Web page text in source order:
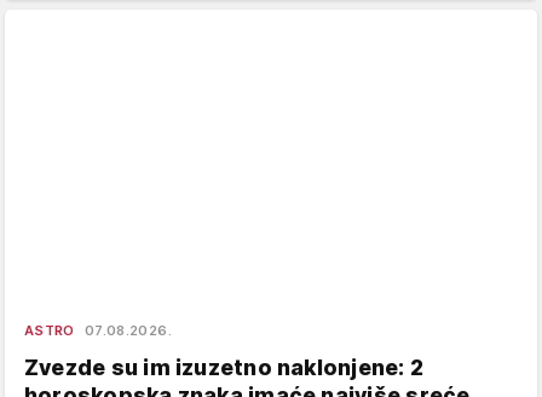
ASTRO 07.08.2026.
Zvezde su im izuzetno naklonjene: 2